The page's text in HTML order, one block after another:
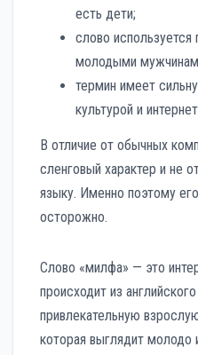
есть дети;
слово
молодыми
термин имеет
культурой и
В отличие от обычных
сленговый характер и не
языку. Именно поэтому
осторожно.
Слово «милфа» — это
происходит из
привлекательную
которая выглядит молодо